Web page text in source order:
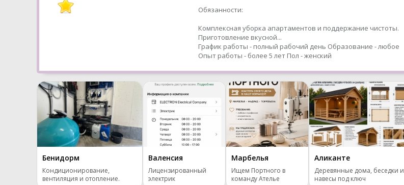
Обязанности:
Комплексная уборка апартаментов и поддержание чистоты.
Приготовление вкусной...
График работы - полный рабочий день Образование - любое
Опыт работы - более 5 лет Пол - женский
Бенидорм
Кондиционирование,
вентиляция и отопление.
Валенсия
Лицензированный
электрик
Марбелья
Ищем Портного в
команду Ателье
Аликанте
Деревянные дома, беседки и
навесы под ключ